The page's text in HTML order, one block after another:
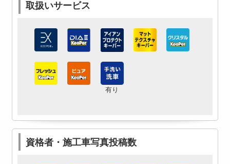
取扱いサービス
有り
資格者・施工車写真投稿数